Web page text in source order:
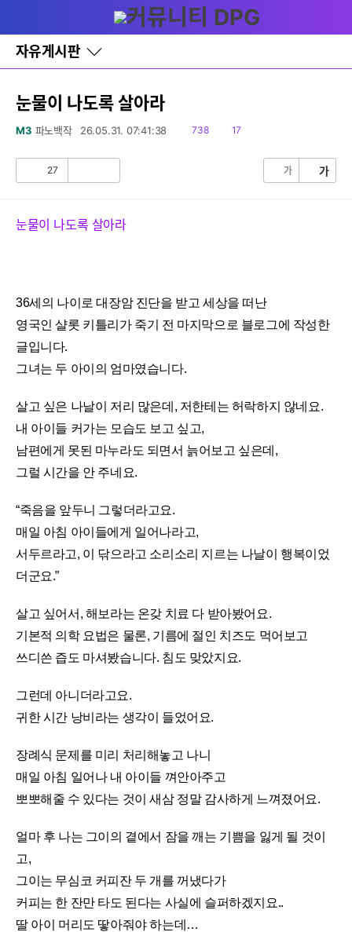
와
홈
자유게시판
바
로
기
레
이
어
눈물이 나도록 살아라
M3 파노백작 26.05.31. 07:41:38
읽
738
댓
17
공27 가 가
눈물이 나도록 살아라
36세의 나이로 대장암 진단을 받고 세상을 떠난
영국인 샬롯 키틀리가 죽기 전 마지막으로 블로그에 작성한
글입니다.
그녀는 두 아이의 엄마였습니다.
살고 싶은 나날이 저리 많은데, 저한테는 허락하지 않네요.
내 아이들 커가는 모습도 보고 싶고,
남편에게 못된 마누라도 되면서 늙어보고 싶은데,
그럴 시간을 안 주네요.
“죽음을 앞두니 그렇더라고요.
매일 아침 아이들에게 일어나라고,
서두르라고, 이 닦으라고 소리소리 지르는 나날이 행복이었
더군요.”
살고 싶어서, 해보라는 온갖 치료 다 받아봤어요.
기본적 의학 요법은 물론, 기름에 절인 치즈도 먹어보고
쓰디쓴 즙도 마셔봤습니다. 침도 맞았지요.
그런데 아니더라고요.
귀한 시간 낭비라는 생각이 들었어요.
장례식 문제를 미리 처리해놓고 나니
매일 아침 일어나 내 아이들 껴안아주고
뽀뽀해줄 수 있다는 것이 새삼 정말 감사하게 느껴졌어요.
얼마 후 나는 그이의 곁에서 잠을 깨는 기쁨을 잃게 될 것이
고,
그이는 무심코 커피잔 두 개를 꺼냈다가
커피는 한 잔만 타도 된다는 사실에 슬퍼하겠지요..
딸 아이 머리도 땋아줘야 하는데…